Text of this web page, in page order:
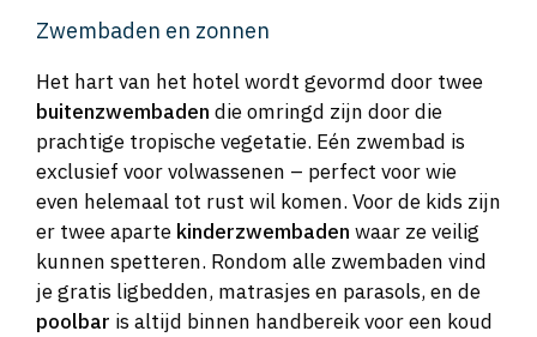
Zwembaden en zonnen
Het hart van het hotel wordt gevormd door twee
buitenzwembaden die omringd zijn door die
prachtige tropische vegetatie. Eén zwembad is
exclusief voor volwassenen – perfect voor wie
even helemaal tot rust wil komen. Voor de kids zijn
er twee aparte kinderzwembaden waar ze veilig
kunnen spetteren. Rondom alle zwembaden vind
je gratis ligbedden, matrasjes en parasols, en de
poolbar is altijd binnen handbereik voor een koud